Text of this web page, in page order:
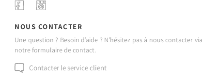
NOUS CONTACTER
Une question ? Besoin d’aide ? N’hésitez pas à nous contacter via
notre formulaire de contact.
Contacter le service client